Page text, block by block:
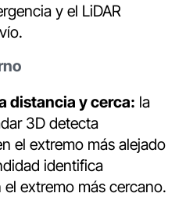
y el LiDAR
distancia y cerca: la
3D detecta
el extremo más alejado
identifica
extremo más cercano.